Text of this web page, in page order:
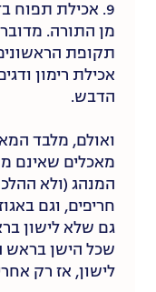
9. אכילת תפוח
מן התורה.
תקופת
אכילת רימון
הדבש.
ואולם, מלבד
מאכלים שאינם
המנהג (ולא
חריפים, וגם
גם שלא לישון
שכל הישן בראש
לישון, אז רק